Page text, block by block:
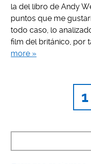
la del libro de Andy
puntos que me
todo caso, lo
film del británico, por
more »
1